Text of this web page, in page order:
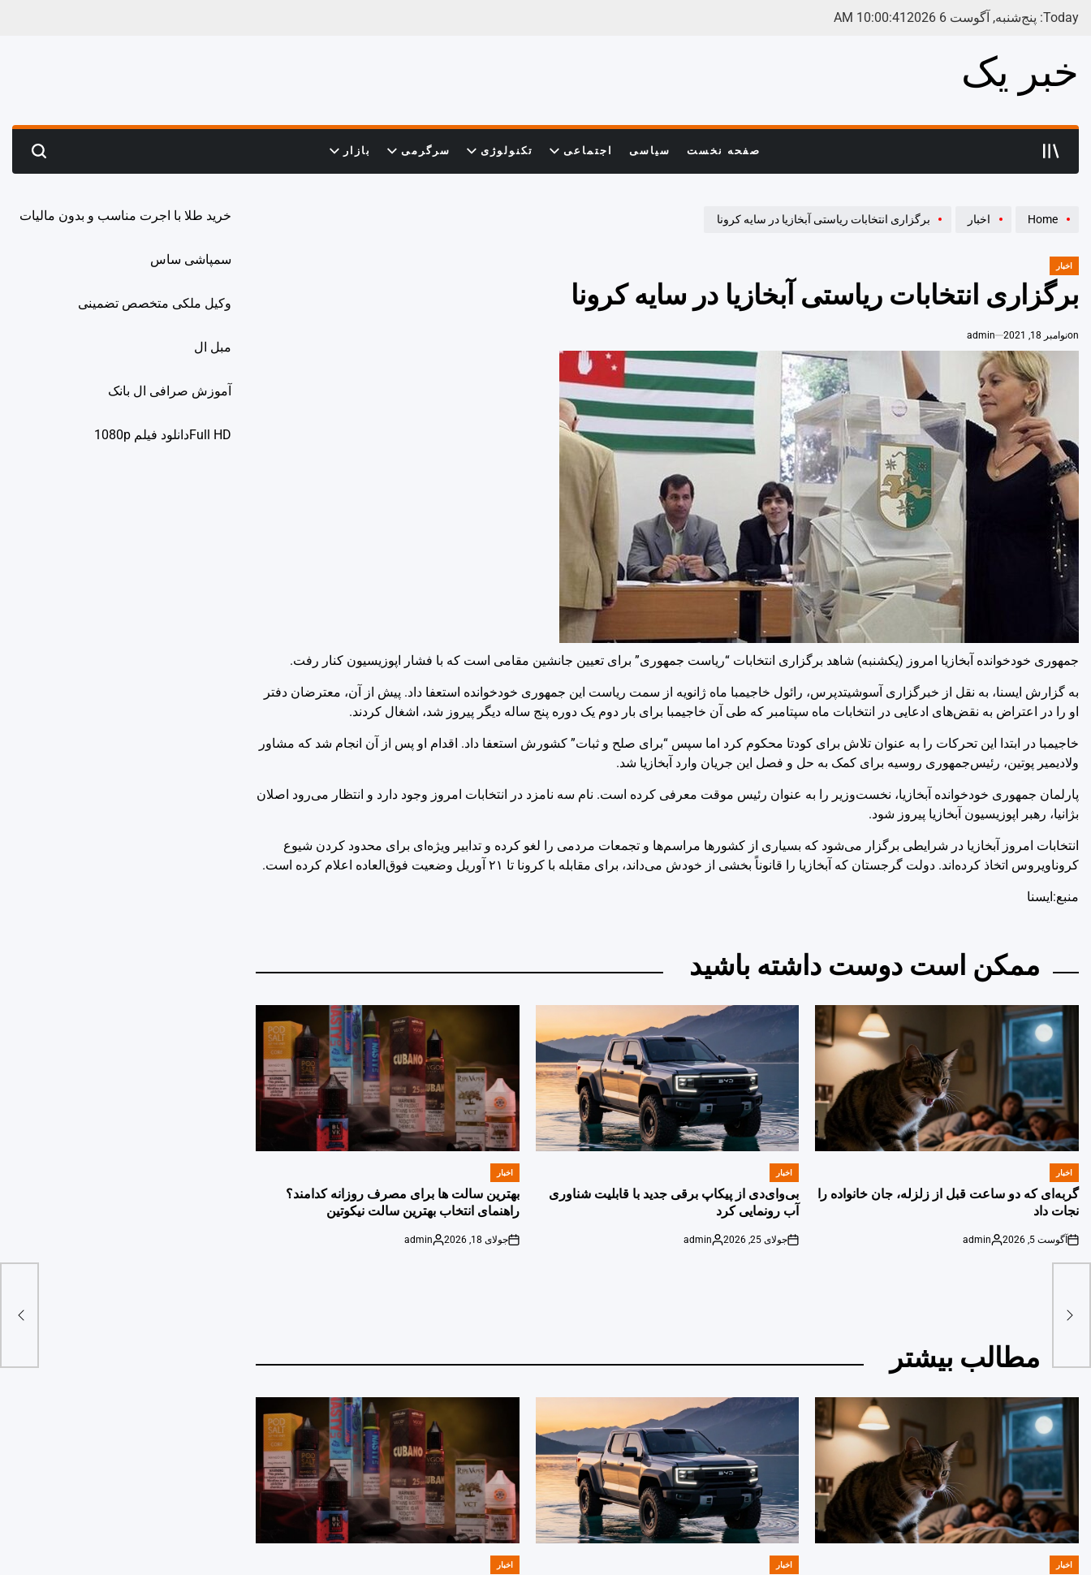
Today: پنج‌شنبه, آگوست 6 2026 10:00:42
AM
خبر یک
صفحه نخست سیاسی اجتماعی تکنولوژی سرگرمی بازار Search
Home اخبار برگزاری انتخابات ریاستی آبخازیا در سایه کرونا
POSTED
اخبار
برگزاری انتخابات ریاستی آبخازیا در سایه کرونا
onنوامبر 18, 2021 admin
جمهوری خودخوانده آبخازیا امروز (یکشنبه) شاهد برگزاری انتخابات “ریاست جمهوری” برای تعیین جانشین مقامی است که با فشار اپوزیسیون کنار رفت.
به گزارش ایسنا، به نقل از خبرگزاری آسوشیتدپرس، رائول خاجیمبا ماه ژانویه از سمت ریاست این جمهوری‌ خودخوانده استعفا داد. پیش از آن، معترضان دفتر
او را در اعتراض به نقض‌های ادعایی در انتخابات ماه سپتامبر که طی آن خاجیمبا برای بار دوم یک دوره پنج ساله دیگر پیروز شد، اشغال کردند.
خاجیمبا در ابتدا این تحرکات را به عنوان تلاش برای کودتا محکوم کرد اما سپس “برای صلح و ثبات” کشورش استعفا داد. اقدام او پس از آن انجام شد که مشاور
ولادیمیر پوتین، رئیس‌جمهوری روسیه برای کمک به حل و فصل این جریان وارد آبخازیا شد.
پارلمان جمهوری خودخوانده آبخازیا، نخست‌وزیر را به عنوان رئیس‌ موقت معرفی کرده است. نام سه نامزد در انتخابات امروز وجود دارد و انتظار می‌رود اصلان
بژانیا، رهبر اپوزیسیون آبخازیا پیروز شود.
انتخابات امروز آبخازیا در شرایطی برگزار می‌شود که بسیاری از کشورها مراسم‌‌ها و تجمعات مردمی را لغو کرده و تدابیر ویژه‌ای برای محدود کردن شیوع
کروناویروس اتخاذ کرده‌اند. دولت گرجستان که آبخازیا را قانوناً بخشی از خودش می‌داند، برای مقابله با کرونا تا ۲۱ آوریل وضعیت فوق‌العاده اعلام کرده است.
منبع:ایسنا
ممکن است دوست داشته باشید
POSTED
IN
اخبار
گربه‌ای که دو ساعت قبل از زلزله، جان خانواده را
نجات داد
on
آگوست 5, 2026
Posted
admin
POSTED
اخبار
بی‌وای‌دی از پیکاپ برقی جدید با قابلیت شناوری
آب رونمایی کرد
on
جولای 25, 2026
Posted
admin
POSTED
اخبار
بهترین سالت ها برای مصرف روزانه کدامند؟
راهنمای انتخاب بهترین سالت نیکوتین
on
جولای 18, 2026
Posted
admin
مطالب بیشتر
POSTED
اخبار
POSTED
اخبار
POSTED
اخبار
خرید طلا با اجرت مناسب و بدون مالیات
سمپاشی ساس
وکیل ملکی متخصص تضمینی
مبل ال
آموزش صرافی ال بانک
Full HDدانلود فيلم 1080p